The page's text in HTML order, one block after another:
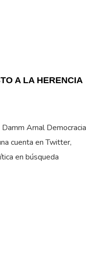
A LA HERENCIA
Arnal Democracia
cuenta en Twitter,
en búsqueda